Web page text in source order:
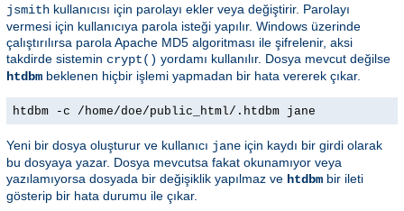
jsmith kullanıcısı için parolayı ekler veya değiştirir. Parolayı
vermesi için kullanıcıya parola isteği yapılır. Windows üzerinde
çalıştırılırsa parola Apache MD5 algoritması ile şifrelenir, aksi
takdirde sistemin crypt() yordamı kullanılır. Dosya mevcut değilse
htdbm beklenen hiçbir işlemi yapmadan bir hata vererek çıkar.
htdbm -c /home/doe/public_html/.htdbm jane
Yeni bir dosya oluşturur ve kullanıcı jane için kaydı bir girdi olarak
bu dosyaya yazar. Dosya mevcutsa fakat okunamıyor veya
yazılamıyorsa dosyada bir değişiklik yapılmaz ve htdbm bir ileti
gösterip bir hata durumu ile çıkar.